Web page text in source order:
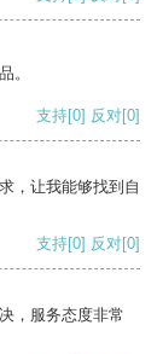
。
支持[0] 反对[0]
，让我能够找到自
支持[0] 反对[0]
，服务态度非常